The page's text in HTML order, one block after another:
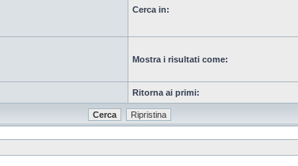
Cerca in:
Mostra i risultati come:
Ritorna ai primi: